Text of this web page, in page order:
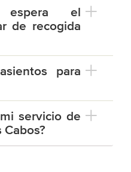
espera el
de recogida
para
servicio de